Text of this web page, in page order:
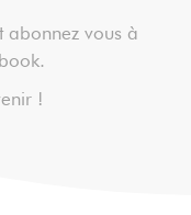
abonnez vous à
!